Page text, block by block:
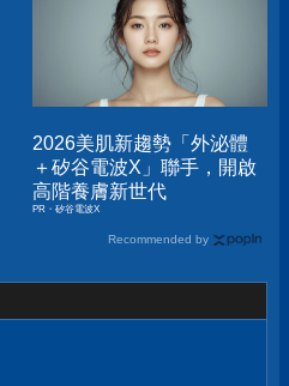
2026美肌新趨勢「外泌體
＋矽谷電波X」聯手，開啟
高階養膚新世代
PR・矽谷電波X
Recommended by